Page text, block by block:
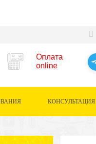
Оплата
online
КОНСУЛЬТАЦИЯ